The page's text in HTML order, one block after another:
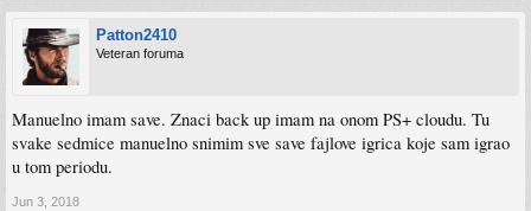
Patton2410
Veteran foruma
Manuelno imam save. Znaci back up imam na onom PS+ cloudu. Tu
svake sedmice manuelno snimim sve save fajlove igrica koje sam igrao
u tom periodu.
Jun 3, 2018